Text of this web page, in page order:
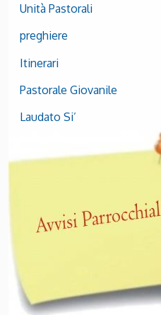
Unità Pastorali
preghiere
Itinerari
Pastorale Giovanile
Laudato Si’